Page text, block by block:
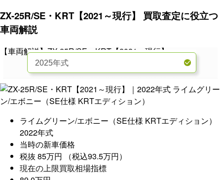
ZX-25R/SE・KRT【2021～現行】 買取査定に役立つ
車両解説
【車両解説】ZX-25R/SE・KRT【2021～現行】
ライムグリーン/エボニー（SE仕様 KRTエディション）
2022年式
当時の新車価格
税抜 85万円 （税込93.5万円）
現在の上限買取相場指標